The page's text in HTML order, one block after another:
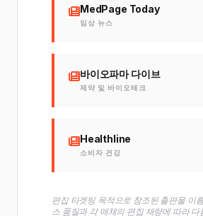
MedPage Today
임상 뉴스
바이오파마 다이브
제약 및 바이오테크
Healthline
소비자 건강
편집 타겟팅 목적으로 참조된 출판물 이
스 품질과 각 매체의 편집 재량에 따라 다